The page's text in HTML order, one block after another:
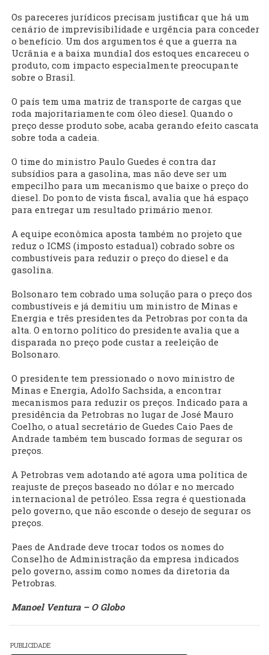
Os pareceres jurídicos precisam justificar que há um
cenário de imprevisibilidade e urgência para conceder
o benefício. Um dos argumentos é que a guerra na
Ucrânia e a baixa mundial dos estoques encareceu o
produto, com impacto especialmente preocupante
sobre o Brasil.
O país tem uma matriz de transporte de cargas que
roda majoritariamente com óleo diesel. Quando o
preço desse produto sobe, acaba gerando efeito cascata
sobre toda a cadeia.
O time do ministro Paulo Guedes é contra dar
subsídios para a gasolina, mas não deve ser um
empecilho para um mecanismo que baixe o preço do
diesel. Do ponto de vista fiscal, avalia que há espaço
para entregar um resultado primário menor.
A equipe econômica aposta também no projeto que
reduz o ICMS (imposto estadual) cobrado sobre os
combustíveis para reduzir o preço do diesel e da
gasolina.
Bolsonaro tem cobrado uma solução para o preço dos
combustíveis e já demitiu um ministro de Minas e
Energia e três presidentes da Petrobras por conta da
alta. O entorno político do presidente avalia que a
disparada no preço pode custar a reeleição de
Bolsonaro.
O presidente tem pressionado o novo ministro de
Minas e Energia, Adolfo Sachsida, a encontrar
mecanismos para reduzir os preços. Indicado para a
presidência da Petrobras no lugar de José Mauro
Coelho, o atual secretário de Guedes Caio Paes de
Andrade também tem buscado formas de segurar os
preços.
A Petrobras vem adotando até agora uma política de
reajuste de preços baseado no dólar e no mercado
internacional de petróleo. Essa regra é questionada
pelo governo, que não esconde o desejo de segurar os
preços.
Paes de Andrade deve trocar todos os nomes do
Conselho de Administração da empresa indicados
pelo governo, assim como nomes da diretoria da
Petrobras.
Manoel Ventura – O Globo
PUBLICIDADE